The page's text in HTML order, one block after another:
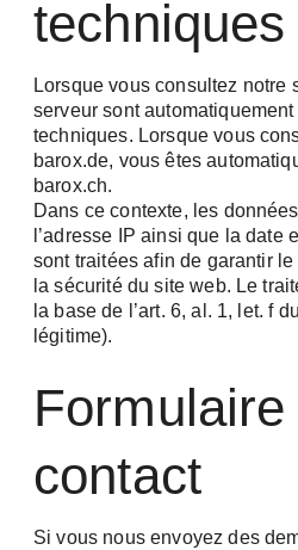
techniques
Lorsque vous consultez notre
serveur sont
techniques. Lorsque vous
barox.de, vous êtes
barox.ch.
Dans ce contexte, les
l’adresse IP ainsi que la date
sont traitées afin de garantir
la sécurité du site web. Le
la base de l’art. 6, al. 1, let. f
légitime).
Formulaire
contact
Si vous nous envoyez des